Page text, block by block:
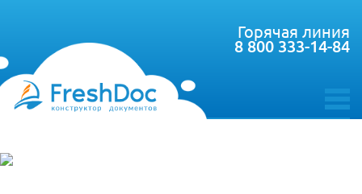
toggle
Горячая линия
8 800 333-14-84